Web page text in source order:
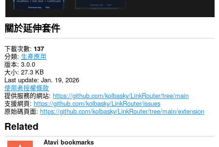
你
部
分
網
站
的
資
料。
關於延伸套件
下載次數 137
分類 生產應用
版本 3.0.0
大小 27.3 KB
Last update Jan. 19, 2026
使用者授權條款
提供服務的網站 https://github.com/kolbasky/LinkRouter/tree/main
支援網頁 https://github.com/kolbasky/LinkRouter/issues
原始碼頁面 https://github.com/kolbasky/LinkRouter/tree/main/extension
Related
Atavi bookmarks